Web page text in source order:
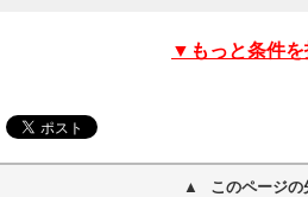
▼もっと条件
このページの